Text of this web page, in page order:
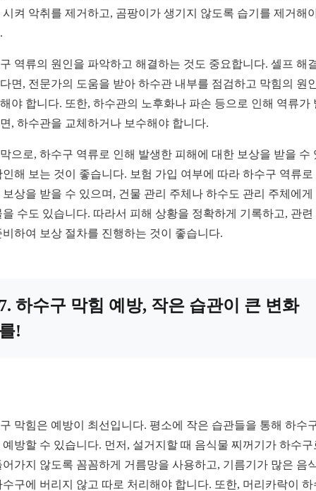
시켜 악취를 제거하고, 곰팡이가 생기지 않도록 습기를 제거해
역류의 원인을 파악하고 해결하는 것도 중요합니다. 셀프 해
면, 전문가의 도움을 받아 하수관 내부를 점검하고 막힘의 원
야 합니다. 또한, 하수관의 노후화나 파손 등으로 인해 역류가
, 하수관을 교체하거나 보수해야 합니다.
으로, 하수구 역류로 인해 발생한 피해에 대한 보상을 받을 수
인해 보는 것이 좋습니다. 보험 가입 여부에 따라 하수구 역류로
보상을 받을 수 있으며, 건물 관리 주체나 하수도 관리 주체에게
을 수도 있습니다. 따라서 피해 상황을 정확하게 기록하고, 관련
비하여 보상 절차를 진행하는 것이 좋습니다.
하수구 막힘 예방, 작은 습관이 큰 변화
!
막힘은 예방이 최선입니다. 평소에 작은 습관들을 통해 하수
예방할 수 있습니다. 먼저, 설거지할 때 음식물 찌꺼기가 하수구
어가지 않도록 꼼꼼하게 거름망을 사용하고, 기름기가 많은 음
수구에 버리지 않고 따로 처리해야 합니다. 또한, 머리카락이 하